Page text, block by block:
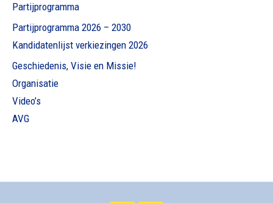
Partijprogramma
Partijprogramma 2026 – 2030
Kandidatenlijst verkiezingen 2026
Geschiedenis, Visie en Missie!
Organisatie
Video’s
AVG